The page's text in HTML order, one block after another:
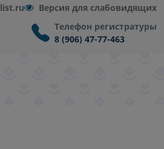
Версия для слабовидящих
Телефон регистратуры
8 (906) 47-77-463